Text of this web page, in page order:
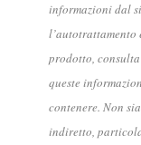
informazioni dal
l’autotrattamento
prodotto,
queste
contenere. Non
indiretto,